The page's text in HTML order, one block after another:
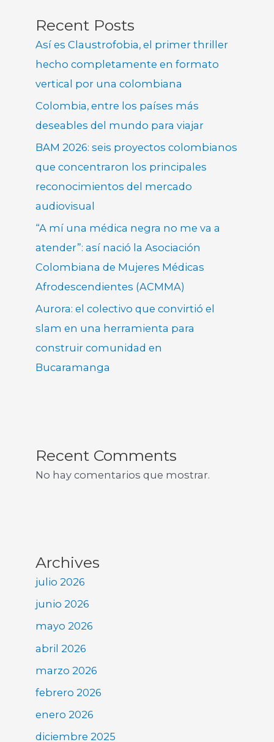
Recent Posts
Así es Claustrofobia, el primer thriller
hecho completamente en formato
vertical por una colombiana
Colombia, entre los países más
deseables del mundo para viajar
BAM 2026: seis proyectos colombianos
que concentraron los principales
reconocimientos del mercado
audiovisual
“A mí una médica negra no me va a
atender”: así nació la Asociación
Colombiana de Mujeres Médicas
Afrodescendientes (ACMMA)
Aurora: el colectivo que convirtió el
slam en una herramienta para
construir comunidad en
Bucaramanga
Recent Comments
No hay comentarios que mostrar.
Archives
julio 2026
junio 2026
mayo 2026
abril 2026
marzo 2026
febrero 2026
enero 2026
diciembre 2025